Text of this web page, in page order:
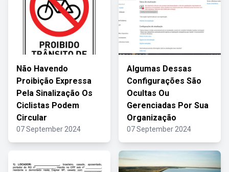
Não Havendo
Proibição Expressa
Pela Sinalização Os
Ciclistas Podem
Circular
07 September 2024
Algumas Dessas
Configurações São
Ocultas Ou
Gerenciadas Por Sua
Organização
07 September 2024